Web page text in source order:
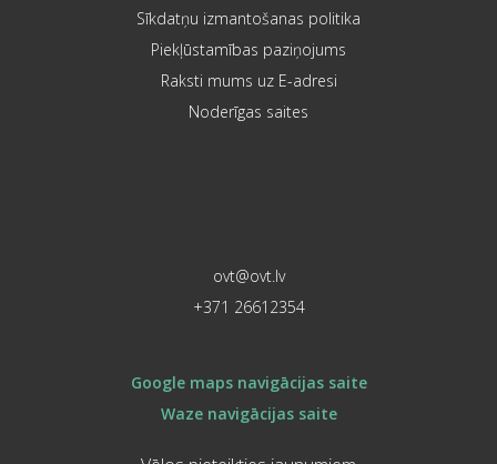
Sīkdatņu izmantošanas politika
Piekļūstamības paziņojums
Raksti mums uz E-adresi
Noderīgas saites
ovt@ovt.lv
+371 26612354
Google maps navigācijas saite
Waze navigācijas saite